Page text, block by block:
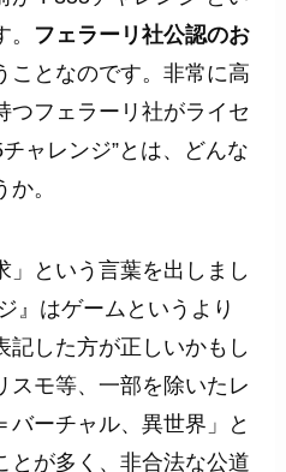
フェラーリ社公認のお
ことなのです。非常に高
つフェラーリ社がライセ
ャレンジ”とは、どんな
。
」という言葉を出しまし
』はゲームというより
記した方が正しいかもし
スモ等、一部を除いたレ
バーチャル、異世界」と
とが多く、非合法な公道